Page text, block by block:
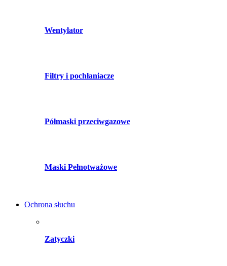
Wentylator
Filtry i pochłaniacze
Półmaski przeciwgazowe
Maski Pełnotważowe
Ochrona słuchu
Zatyczki